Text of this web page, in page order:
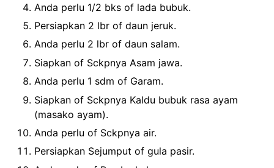
Anda perlu 1/2 bks of lada bubuk.
Persiapkan 2 lbr of daun jeruk.
Anda perlu 2 lbr of daun salam.
Siapkan of Sckpnya Asam jawa.
Anda perlu 1 sdm of Garam.
Siapkan of Sckpnya Kaldu bubuk rasa ayam
(masako ayam).
Anda perlu of Sckpnya air.
Persiapkan Sejumput of gula pasir.